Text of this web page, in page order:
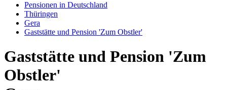
Pensionen in Deutschland
Thüringen
Gera
Gaststätte und Pension 'Zum Obstler'
Gaststätte und Pension 'Zum
Obstler'